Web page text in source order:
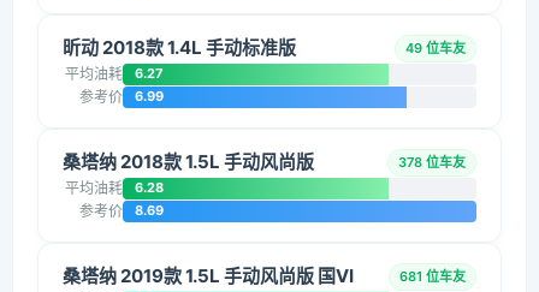
昕动 2018款 1.4L 手动标准版 49 位车友
平均油耗 6.27
参考价 6.99
桑塔纳 2018款 1.5L 手动风尚版 378 位车友
平均油耗 6.28
参考价 8.69
桑塔纳 2019款 1.5L 手动风尚版 国VI 681 位车友